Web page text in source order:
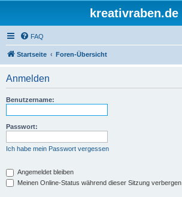
kreativraben.de
FAQ
Startseite Foren-Übersicht
Anmelden
Benutzername:
Passwort:
Ich habe mein Passwort vergessen
Angemeldet bleiben
Meinen Online-Status während dieser Sitzung verbergen